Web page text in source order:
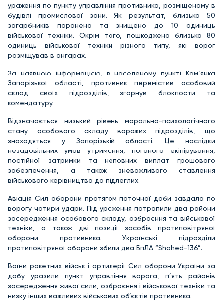
ураження по пункту управління противника, розміщеному в
будівлі промислової зони. Як результат, близько 50
загарбників поранено та знищено до 10 одиниць
військової техніки. Окрім того, пошкоджено близько 80
одиниць військової техніки різного типу, які ворог
розміщував в ангарах.
За наявною інформацією, в населеному пункті Кам’янка
Запорізької області, противник перемістив особовий
склад своїх підрозділів, згорнув блокпости та
комендатуру.
Відзначається низький рівень морально-психологічного
стану особового складу ворожих підрозділів, що
знаходяться у Запорізькій області. Це наслідки
незадовільних умов утримання, поганого екіпірування,
постійної затримки та неповних виплат грошового
забезпечення, а також зневажливого ставлення
військового керівництва до підлеглих.
Авіація Сил оборони протягом поточної доби завдала по
ворогу чотири удари. Під ураження потрапили два райони
зосередження особового складу, озброєння та військової
техніки, а також дві позиції засобів протиповітряної
оборони противника. Українські підрозділи
протиповітряної оборони збили два БпЛА “Shahed-136”.
Воїни ракетних військ і артилерії Сил оборони України за
добу уразили пункт управління ворога, п’ять районів
зосередження живої сили, озброєння і військової техніки та
низку інших важливих військових об’єктів противника.